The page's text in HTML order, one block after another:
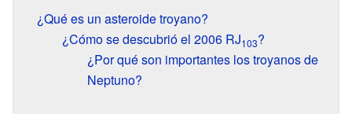
¿Qué es un asteroide troyano?
¿Cómo se descubrió el 2006 RJ103?
¿Por qué son importantes los troyanos de
Neptuno?